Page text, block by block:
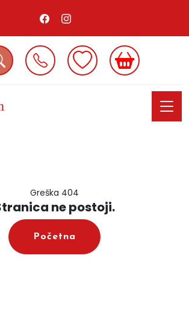
Greška 404
ne postoji.
Početna